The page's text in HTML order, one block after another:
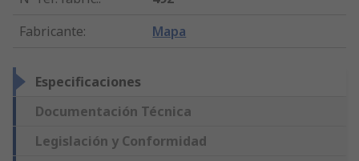
Fabricante: Mapa
Especificaciones
Documentación Técnica
Legislación y Conformidad